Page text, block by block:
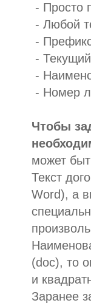
- Просто
- Любой
-
-
-
- Номер
Чтобы
может
Текст
Word), а
(doc), то
и
Заранее